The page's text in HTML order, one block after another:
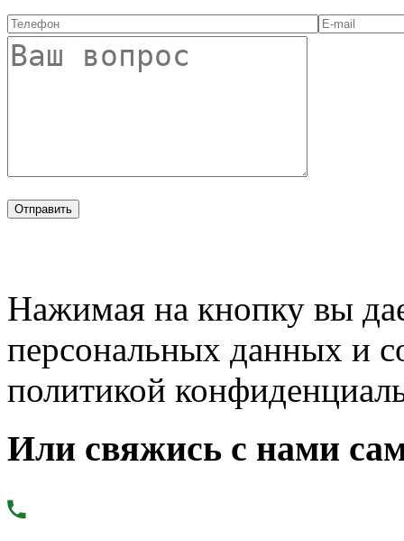
Нажимая на кнопку вы
персональных данных и
политикой
Или свяжись с нами